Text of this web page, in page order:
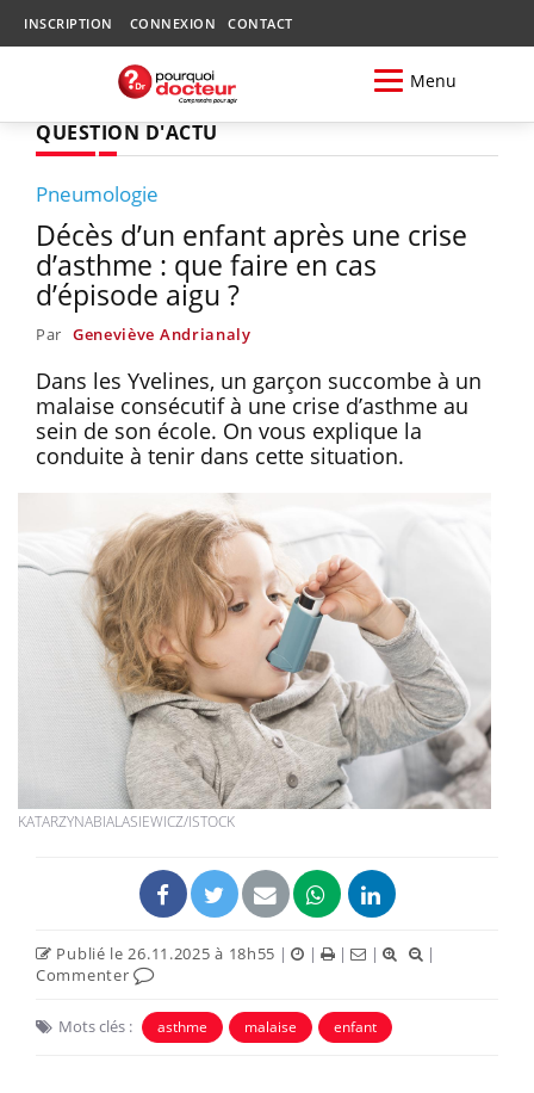
INSCRIPTION CONNEXION CONTACT
Menu
QUESTION D'ACTU
Pneumologie
Décès d’un enfant après une crise
d’asthme : que faire en cas
d’épisode aigu ?
Par Geneviève Andrianaly
Dans les Yvelines, un garçon succombe à un
malaise consécutif à une crise d’asthme au
sein de son école. On vous explique la
conduite à tenir dans cette situation.
KATARZYNABIALASIEWICZ/ISTOCK
Publié le 26.11.2025 à 18h55 | | | |
|
Commenter
Mots clés : asthme malaise enfant